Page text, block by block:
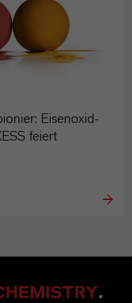
Eisenoxid-
feiert
.